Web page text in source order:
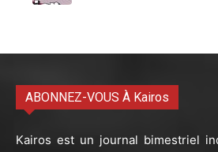
ABONNEZ-VOUS À Kairos
Kairos est un journal bimestriel